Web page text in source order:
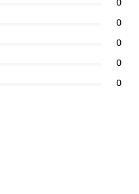
0
0
0
0